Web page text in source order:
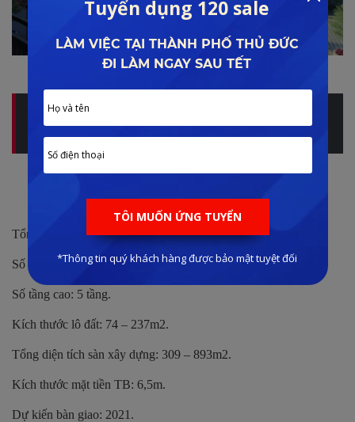
Quý khách hàng quan tâm có thể tham khảo thông tin và
đánh giá chi tiết tại:Marina Square Hạ Long
Harbor Bay Hạ Long – nhà phố thương mại,
shophouse
Tổng diện tích: 13,7ha.
Số lượng căn: 375 căn nhà phố.
Số tầng cao: 5 tầng.
Kích thước lô đất: 74 – 237m2.
Tổng diện tích sàn xây dựng: 309 – 893m2.
Kích thước mặt tiền TB: 6,5m.
Dự kiến bàn giao: 2021.